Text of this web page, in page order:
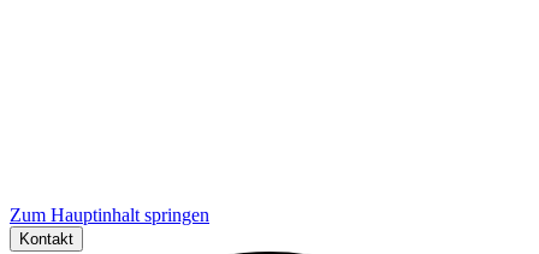
Zum Hauptinhalt springen
Kontakt